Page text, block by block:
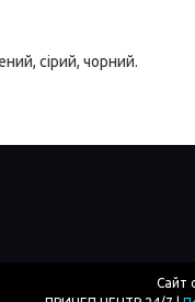
сірий, чорний.
Сайт